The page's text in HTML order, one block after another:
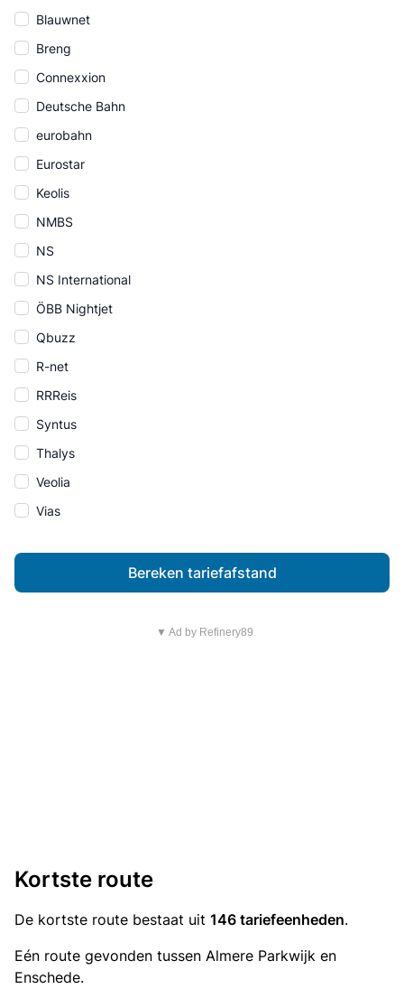
Blauwnet
Breng
Connexxion
Deutsche Bahn
eurobahn
Eurostar
Keolis
NMBS
NS
NS International
ÖBB Nightjet
Qbuzz
R-net
RRReis
Syntus
Thalys
Veolia
Vias
Bereken tariefafstand
▼ Ad by Refinery89
Kortste route
De kortste route bestaat uit 146 tariefeenheden.
Eén route gevonden tussen Almere Parkwijk en
Enschede.